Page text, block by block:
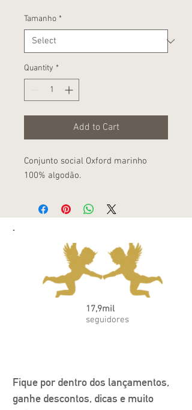
Tamanho *
Quantity *
Add to Cart
Conjunto social Oxford marinho
100% algodão.
17,9mil
seguidores
Fique por dentro dos lançamentos,
ganhe descontos, dicas e muito